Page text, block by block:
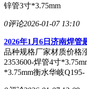
锌管3寸*3.75mm
0评论2026-01-07 13:10
2026年1月6日济南焊管
品种规格厂家材质价格
2353600-焊管4寸
*3.75mm衡水华岐Q195-